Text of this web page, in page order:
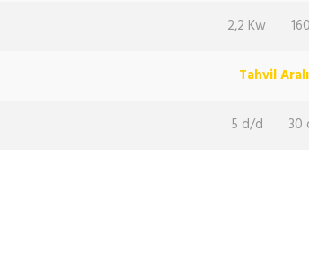
2,2 Kw
Tahvil
5 d/d 30